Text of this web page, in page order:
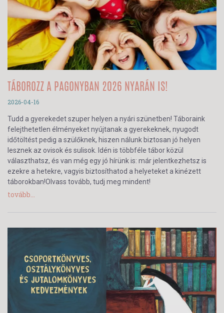
TÁBOROZZ A PAGONYBAN 2026 NYARÁN IS!
2026-04-16
Tudd a gyerekedet szuper helyen a nyári szünetben! Táboraink
felejthetetlen élményeket nyújtanak a gyerekeknek, nyugodt
időtöltést pedig a szülőknek, hiszen nálunk biztosan jó helyen
lesznek az ovisok és sulisok. Idén is többféle tábor közül
választhatsz, és van még egy jó hírünk is: már jelentkezhetsz is
ezekre a hetekre, vagyis biztosíthatod a helyeteket a kinézett
táborokban!Olvass tovább, tudj meg mindent!
tovább...